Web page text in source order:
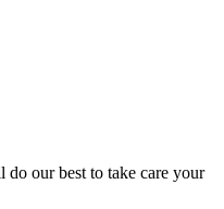
do our best to take care your